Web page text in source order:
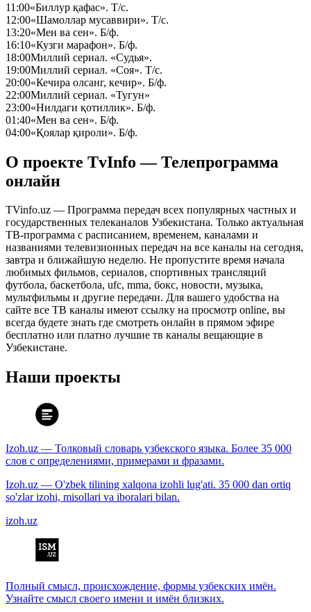
11:00«Биллур қафас». Т/с.
12:00«Шамоллар мусаввири». Т/с.
13:20«Мен ва сен». Б/ф.
16:10«Кузги марафон». Б/ф.
18:00Миллий сериал. «Судья».
19:00Миллий сериал. «Соя». Т/с.
20:00«Кечира олсанг, кечир». Б/ф.
22:00Миллий сериал. «Тугун»
23:00«Нилдаги қотиллик». Б/ф.
01:40«Мен ва сен». Б/ф.
04:00«Қоялар қироли». Б/ф.
О проекте TvInfo — Телепрограмма
онлайн
TVinfo.uz — Программа передач всех популярных частных и
государственных телеканалов Узбекистана. Только актуальная
ТВ-программа с расписанием, временем, каналами и
названиями телевизионных передач на все каналы на сегодня,
завтра и ближайшую неделю. Не пропустите время начала
любимых фильмов, сериалов, спортивных трансляций
футбола, баскетбола, ufc, mma, бокс, новости, музыка,
мультфильмы и другие передачи. Для вашего удобства на
сайте все ТВ каналы имеют ссылку на просмотр online, вы
всегда будете знать где смотреть онлайн в прямом эфире
бесплатно или платно лучшие тв каналы вещающие в
Узбекистане.
Наши проекты
Izoh.uz — Толковый словарь узбекского языка. Более 35 000
слов с определениями, примерами и фразами.
Izoh.uz — O'zbek tilining xalqona izohli lug'ati. 35 000 dan ortiq
so'zlar izohi, misollari va iboralari bilan.
izoh.uz
Полный смысл, происхождение, формы узбекских имён.
Узнайте смысл своего имени и имён близких.